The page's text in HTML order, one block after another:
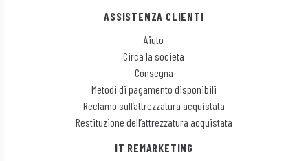
ASSISTENZA CLIENTI
Aiuto
Circa la società
Consegna
Metodi di pagamento disponibili
Reclamo sull’attrezzatura acquistata
Restituzione dell’attrezzatura acquistata
IT REMARKETING